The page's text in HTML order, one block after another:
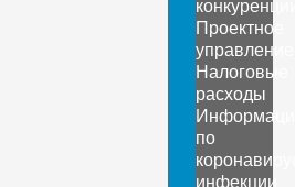
Проектное
управление
Налоговые
расходы
по
инфекции